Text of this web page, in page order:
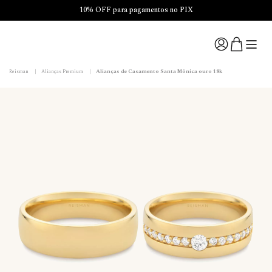
10% OFF para pagamentos no PIX
Reisman | Alianças Premium | Alianças de Casamento Santa Mônica ouro 18k